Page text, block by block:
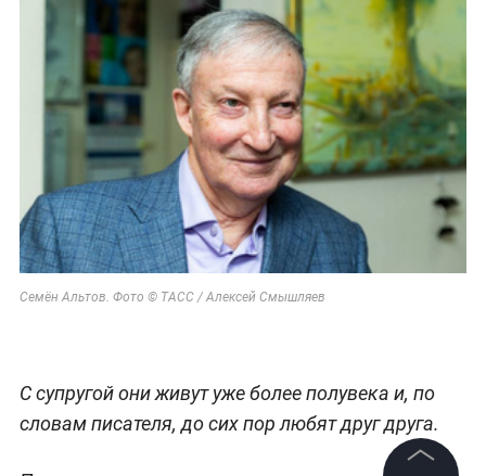
Семён Альтов. Фото © ТАСС / Алексей Смышляев
С супругой они живут уже более полувека и, по
словам писателя, до сих пор любят друг друга.